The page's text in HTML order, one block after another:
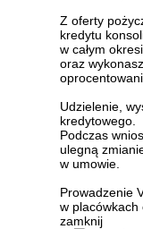
Z oferty
kredytu
w całym
oraz
Udzielenie,
kredytowego.
Podczas
ulegną
w umowie.
Prowadzenie
w placówkach
zamknij